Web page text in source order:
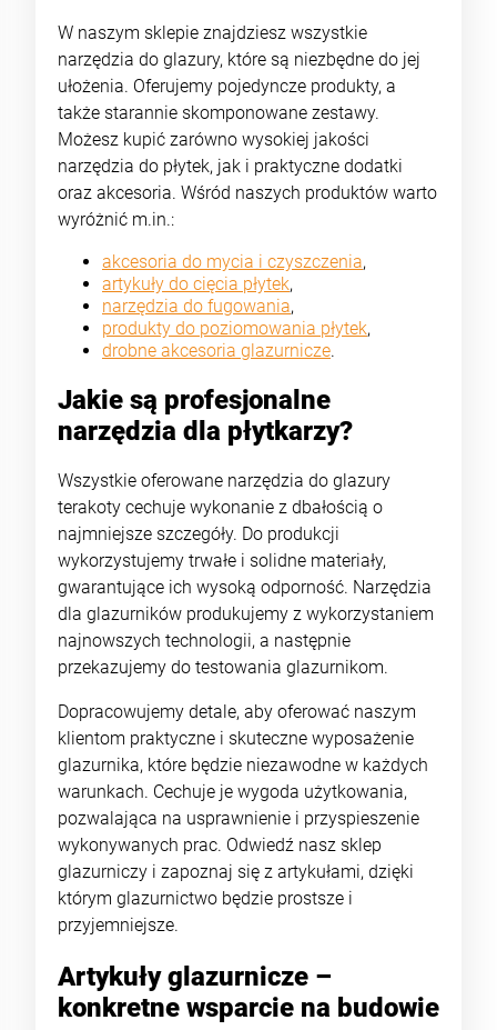
W naszym sklepie znajdziesz wszystkie
narzędzia do glazury, które są niezbędne do jej
ułożenia. Oferujemy pojedyncze produkty, a
także starannie skomponowane zestawy.
Możesz kupić zarówno wysokiej jakości
narzędzia do płytek, jak i praktyczne dodatki
oraz akcesoria. Wśród naszych produktów warto
wyróżnić m.in.:
akcesoria do mycia i czyszczenia,
artykuły do cięcia płytek,
narzędzia do fugowania,
produkty do poziomowania płytek,
drobne akcesoria glazurnicze.
Jakie są profesjonalne
narzędzia dla płytkarzy?
Wszystkie oferowane narzędzia do glazury
terakoty cechuje wykonanie z dbałością o
najmniejsze szczegóły. Do produkcji
wykorzystujemy trwałe i solidne materiały,
gwarantujące ich wysoką odporność. Narzędzia
dla glazurników produkujemy z wykorzystaniem
najnowszych technologii, a następnie
przekazujemy do testowania glazurnikom.
Dopracowujemy detale, aby oferować naszym
klientom praktyczne i skuteczne wyposażenie
glazurnika, które będzie niezawodne w każdych
warunkach. Cechuje je wygoda użytkowania,
pozwalająca na usprawnienie i przyspieszenie
wykonywanych prac. Odwiedź nasz sklep
glazurniczy i zapoznaj się z artykułami, dzięki
którym glazurnictwo będzie prostsze i
przyjemniejsze.
Artykuły glazurnicze –
konkretne wsparcie na budowie